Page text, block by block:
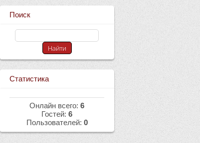
Поиск
Статистика
Онлайн всего: 6
Гостей: 6
Пользователей: 0